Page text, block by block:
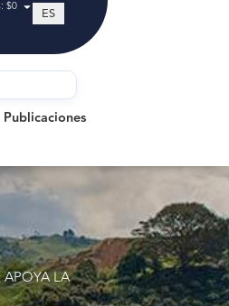
$0 ES
Publicaciones
Publicaciones
LA